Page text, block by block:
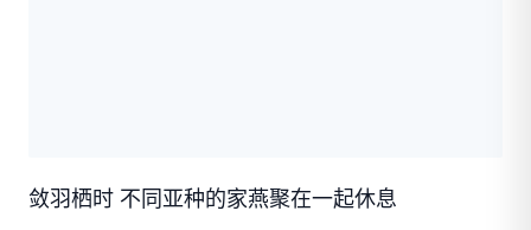
敛羽栖时 不同亚种的家燕聚在一起休息